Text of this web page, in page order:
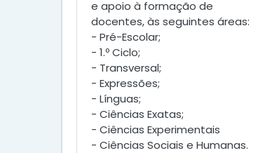
e apoio à formação de
docentes, às seguintes áreas:
- Pré-Escolar;
- 1.º Ciclo;
- Transversal;
- Expressões;
- Línguas;
- Ciências Exatas;
- Ciências Experimentais
- Ciências Sociais e Humanas.